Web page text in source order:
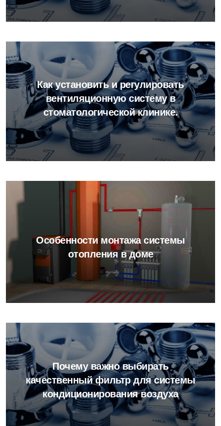
Как установить и регулировать
вентиляционную систему в
стоматологической клинике.
Особенности монтажа системы
отопления в доме
Почему важно выбирать
качественный фильтр для системы
кондиционирования воздуха